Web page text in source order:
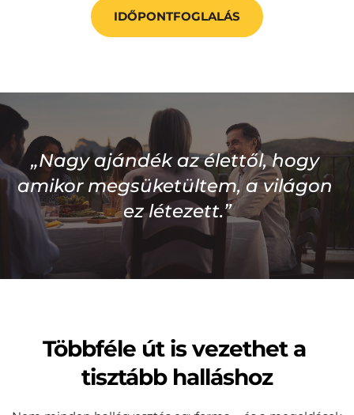
IDŐPONTFOGLALÁS
„Nagy ajándék az élettől, hogy
amikor megsüketültem, a világon
ez létezett.”
Többféle út is vezethet a
tisztább halláshoz